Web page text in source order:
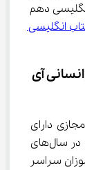
دهم
انگلیسی
آی
دارای
مجوز و یکی از مدارس مجازی تراز اول کشور، در سال‌های
دانش آموزان سراسر